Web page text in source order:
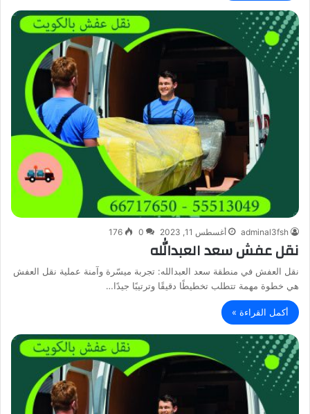
adminal3fsh أغسطس 11, 2023 0
176
نقل عفش سعد العبدالله
نقل العفش في منطقة سعد العبدالله: تجربة ميسّرة وآمنة عملية نقل العفش
هي خطوة مهمة تتطلب تخطيطًا دقيقًا وترتيبًا جيدًا…
أكمل القراءة »